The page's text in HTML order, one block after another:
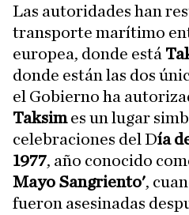
Las autoridades han
transporte marítimo
europea, donde está
donde están las dos
el Gobierno ha
Taksimes un lugar
celebraciones del Día
1977, año conocido
Mayo Sangriento',
fueron asesinadas